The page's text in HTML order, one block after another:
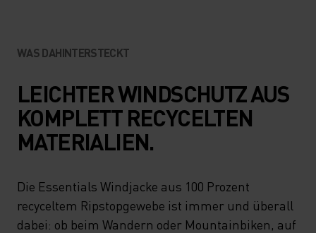
WAS DAHINTERSTECKT
LEICHTER WINDSCHUTZ AUS
KOMPLETT RECYCELTEN
MATERIALIEN.
Die Essentials Windjacke aus 100 Prozent
recyceltem Ripstopgewebe ist immer und überall
dabei: ob beim Wandern oder Mountainbiken, auf